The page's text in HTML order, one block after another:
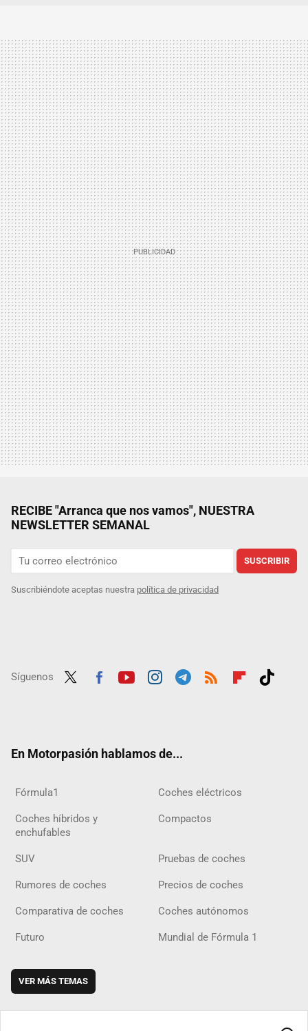
RECIBE "Arranca que nos vamos", NUESTRA
NEWSLETTER SEMANAL
SUSCRIBIR
Suscribiéndote aceptas nuestra política de privacidad
Síguenos
En Motorpasión hablamos de...
Fórmula1 Coches eléctricos
Coches híbridos y
enchufables
Compactos
SUV Pruebas de coches
Rumores de coches Precios de coches
Comparativa de coches Coches autónomos
Futuro Mundial de Fórmula 1
VER MÁS TEMAS